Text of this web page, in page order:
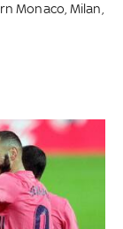
Monaco, Milan,